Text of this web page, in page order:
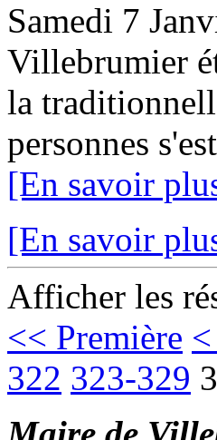
Samedi 7
Villebrumier
la
personnes
[En savoir
[En savoir
Afficher les
<< Première
322 323-329